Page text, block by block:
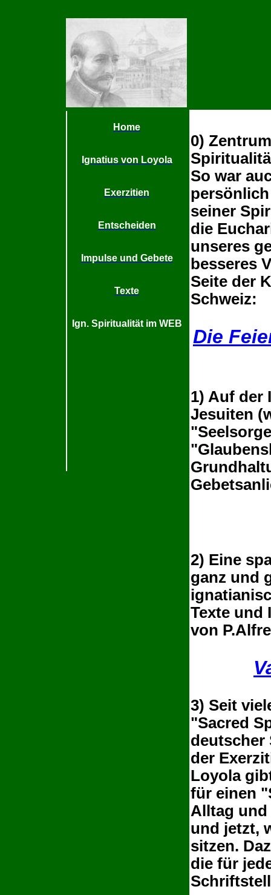
Home
Ignatius von Loyola
Exerzitien
Entscheiden
Impulse und Gebete
Texte
Ign. Spiritualität im WEB
0)
So war
seiner
die
unseres
besseres
Seite der
Schweiz:
Die
1) Auf der
Jesuiten
2) Eine
ganz und
Texte und
von
3) Seit
"Sacred
deutscher
der
Loyola
für einen
Alltag und
und jetzt,
sitzen.
die für